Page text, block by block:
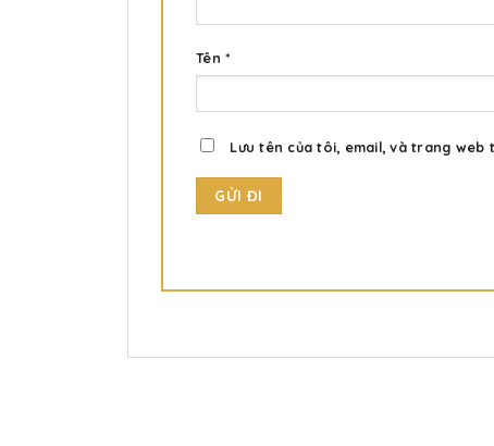
Tên *
Lưu tên của tôi, email, và trang